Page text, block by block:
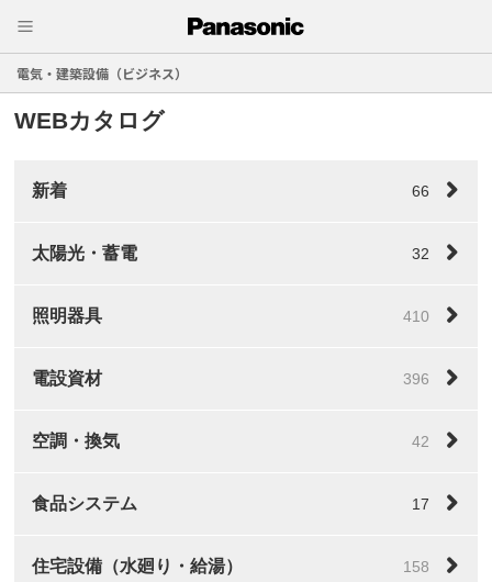
電気・建築設備（ビジネス）
WEBカタログ
新着 66
太陽光・蓄電 32
照明器具 410
電設資材 396
空調・換気 42
食品システム 17
住宅設備（水廻り・給湯） 158